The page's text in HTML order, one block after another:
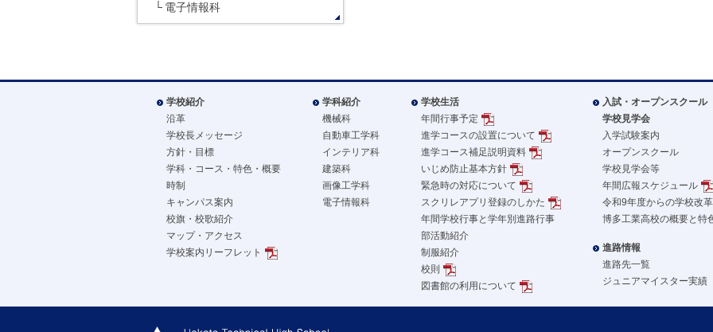
電子情報科
学校紹介
沿革
学校長メッセージ
方針・目標
学科・コース・特色・概要
時制
キャンパス案内
校旗・校歌紹介
マップ・アクセス
学校案内リーフレット
学科紹介
機械科
自動車工学科
インテリア科
建築科
画像工学科
電子情報科
学校生活
年間行事予定
進学コースの設置について
進学コース補足説明資料
いじめ防止基本方針
緊急時の対応について
スクリレアプリ登録のしかた
年間学校行事と学年別進路行事
部活動紹介
制服紹介
校則
図書館の利用について
入試・オープンスクール
学校見学会
入学試験案内
オープンスクール
学校見学会等
年間広報スケジュール
令和9年度からの学校改
博多工業高校の概要と特
進路情報
進路先一覧
ジュニアマイスター実績